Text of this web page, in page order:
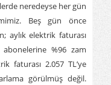
neredeyse her gün
Beş gün önce
aylık elektrik faturası
%96 zam
faturası 2.057 TL’ye
görülmüş değil.